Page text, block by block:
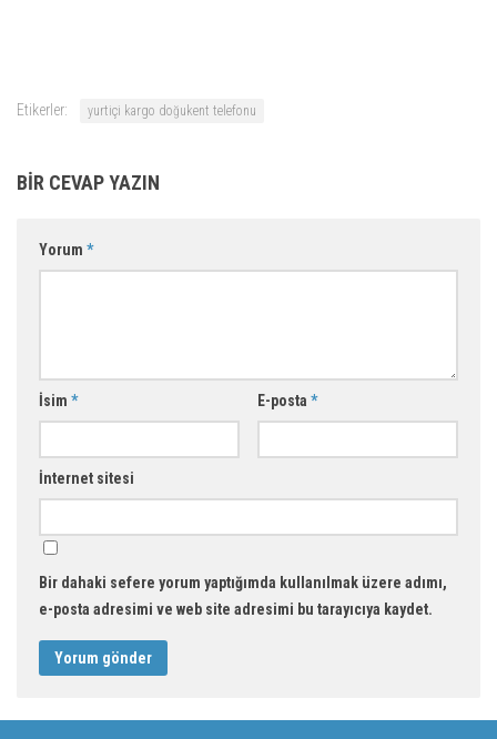
Etikerler: yurtiçi kargo doğukent telefonu
BIR CEVAP YAZIN
Yorum *
İsim * E-posta *
İnternet sitesi
Bir dahaki sefere yorum yaptığımda kullanılmak üzere adımı,
e-posta adresimi ve web site adresimi bu tarayıcıya kaydet.